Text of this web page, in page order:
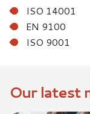
ISO 14001
EN 9100
ISO 9001
Our latest